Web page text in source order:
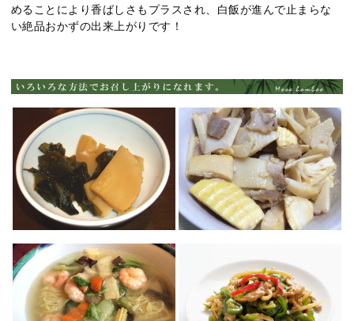
めることにより香ばしさもプラスされ、白飯が進んで止まらな
い絶品おかずの出来上がりです！